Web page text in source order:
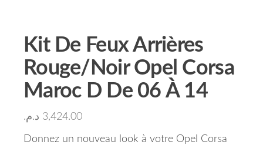
Kit De Feux Arrières
Rouge/Noir Opel Corsa
Maroc D De 06 À 14
3,424.00 د.م.
Donnez un nouveau look à votre Opel Corsa